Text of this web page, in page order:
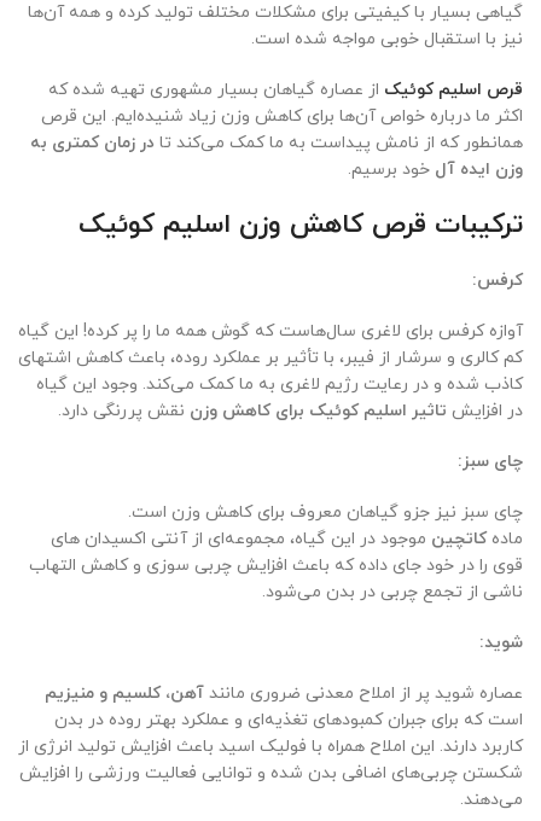
گیاهی بسیار با کیفیتی برای مشکلات مختلف تولید کرده و همه آن‌ها
نیز با استقبال خوبی مواجه شده است.
قرص اسلیم کوئیک از عصاره گیاهان بسیار مشهوری تهیه شده که
اکثر ما درباره خواص آن‌ها برای کاهش وزن زیاد شنیده‌ایم. این قرص
همانطور که از نامش پیداست به ما کمک می‌کند تا در زمان کمتری به
وزن ایده آل خود برسیم.
ترکیبات قرص کاهش وزن اسلیم کوئیک
کرفس:
آوازه کرفس برای لاغری سال‌هاست که گوش همه ما را پر کرده! این گیاه
کم کالری و سرشار از فیبر، با تأثیر بر عملکرد روده، باعث کاهش اشتهای
کاذب شده و در رعایت رژیم لاغری به ما کمک می‌کند. وجود این گیاه
در افزایش تاثیر اسلیم کوئیک برای کاهش وزن نقش پررنگی دارد.
چای سبز:
چای سبز نیز جزو گیاهان معروف برای کاهش وزن است.
مادهکاتچین موجود در این گیاه، مجموعه‌ای از آنتی اکسیدان های
قوی را در خود جای داده که باعث افزایش چربی سوزی و کاهش التهاب
ناشی از تجمع چربی در بدن می‌شود.
شوید:
عصاره شوید پر از املاح معدنی ضروری مانند آهن، کلسیم و منیزیم
است که برای جبران کمبودهای تغذیه‌ای و عملکرد بهتر روده در بدن
کاربرد دارند. این املاح همراه با فولیک اسید باعث افزایش تولید انرژی از
شکستن چربی‌های اضافی بدن شده و توانایی فعالیت ورزشی را افزایش
می‌دهند.